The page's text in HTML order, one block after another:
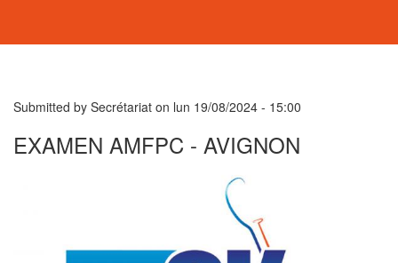
Submitted by Secrétariat on lun 19/08/2024 - 15:00
EXAMEN AMFPC - AVIGNON